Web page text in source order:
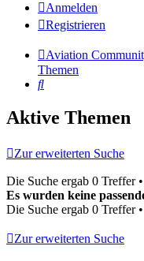
Anmelden
Registrieren
Aviation
Themen
Suche
Aktive Themen
Zur erweiterten Suche
Die Suche ergab 0 Treffer
Es wurden keine
Die Suche ergab 0 Treffer
Zur erweiterten Suche